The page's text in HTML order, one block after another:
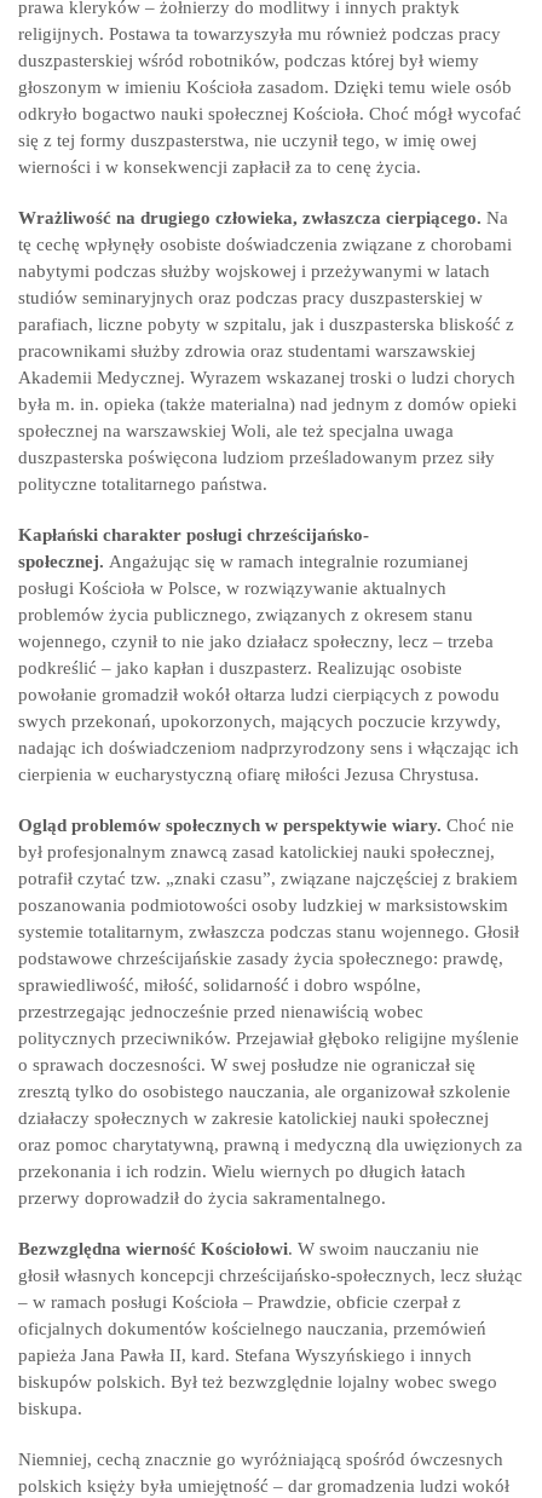
prawa kleryków – żołnierzy do modlitwy i innych praktyk
religijnych. Postawa ta towarzyszyła mu również podczas pracy
duszpasterskiej wśród robotników, podczas której był wiemy
głoszonym w imieniu Kościoła zasadom. Dzięki temu wiele osób
odkryło bogactwo nauki społecznej Kościoła. Choć mógł wycofać
się z tej formy duszpasterstwa, nie uczynił tego, w imię owej
wierności i w konsekwencji zapłacił za to cenę życia.
Wrażliwość na drugiego człowieka, zwłaszcza cierpiącego. Na
tę cechę wpłynęły osobiste doświadczenia związane z chorobami
nabytymi podczas służby wojskowej i przeżywanymi w latach
studiów seminaryjnych oraz podczas pracy duszpasterskiej w
parafiach, liczne pobyty w szpitalu, jak i duszpasterska bliskość z
pracownikami służby zdrowia oraz studentami warszawskiej
Akademii Medycznej. Wyrazem wskazanej troski o ludzi chorych
była m. in. opieka (także materialna) nad jednym z domów opieki
społecznej na warszawskiej Woli, ale też specjalna uwaga
duszpasterska poświęcona ludziom prześladowanym przez siły
polityczne totalitarnego państwa.
Kapłański charakter posługi chrześcijańsko-
społecznej. Angażując się w ramach integralnie rozumianej
posługi Kościoła w Polsce, w rozwiązywanie aktualnych
problemów życia publicznego, związanych z okresem stanu
wojennego, czynił to nie jako działacz społeczny, lecz – trzeba
podkreślić – jako kapłan i duszpasterz. Realizując osobiste
powołanie gromadził wokół ołtarza ludzi cierpiących z powodu
swych przekonań, upokorzonych, mających poczucie krzywdy,
nadając ich doświadczeniom nadprzyrodzony sens i włączając ich
cierpienia w eucharystyczną ofiarę miłości Jezusa Chrystusa.
Ogląd problemów społecznych w perspektywie wiary. Choć nie
był profesjonalnym znawcą zasad katolickiej nauki społecznej,
potrafił czytać tzw. „znaki czasu”, związane najczęściej z brakiem
poszanowania podmiotowości osoby ludzkiej w marksistowskim
systemie totalitarnym, zwłaszcza podczas stanu wojennego. Głosił
podstawowe chrześcijańskie zasady życia społecznego: prawdę,
sprawiedliwość, miłość, solidarność i dobro wspólne,
przestrzegając jednocześnie przed nienawiścią wobec
politycznych przeciwników. Przejawiał głęboko religijne myślenie
o sprawach doczesności. W swej posłudze nie ograniczał się
zresztą tylko do osobistego nauczania, ale organizował szkolenie
działaczy społecznych w zakresie katolickiej nauki społecznej
oraz pomoc charytatywną, prawną i medyczną dla uwięzionych za
przekonania i ich rodzin. Wielu wiernych po długich łatach
przerwy doprowadził do życia sakramentalnego.
Bezwzględna wierność Kościołowi. W swoim nauczaniu nie
głosił własnych koncepcji chrześcijańsko-społecznych, lecz służąc
– w ramach posługi Kościoła – Prawdzie, obficie czerpał z
oficjalnych dokumentów kościelnego nauczania, przemówień
papieża Jana Pawła II, kard. Stefana Wyszyńskiego i innych
biskupów polskich. Był też bezwzględnie lojalny wobec swego
biskupa.
Niemniej, cechą znacznie go wyróżniającą spośród ówczesnych
polskich księży była umiejętność – dar gromadzenia ludzi wokół